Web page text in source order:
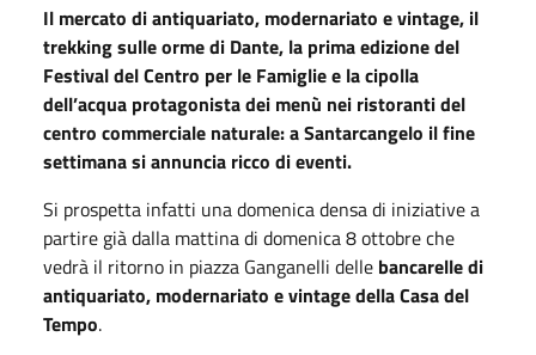
Il mercato di antiquariato, modernariato e vintage, il
trekking sulle orme di Dante, la prima edizione del
Festival del Centro per le Famiglie e la cipolla
dell’acqua protagonista dei menù nei ristoranti del
centro commerciale naturale: a Santarcangelo il fine
settimana si annuncia ricco di eventi.
Si prospetta infatti una domenica densa di iniziative a
partire già dalla mattina di domenica 8 ottobre che
vedrà il ritorno in piazza Ganganelli delle bancarelle di
antiquariato, modernariato e vintage della Casa del
Tempo.